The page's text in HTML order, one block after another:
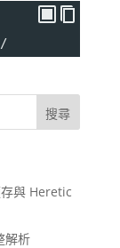
與 Heretic
解析